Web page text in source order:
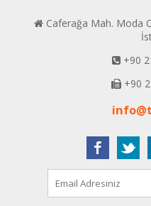
Caferağa Mah. Moda
+90
+90